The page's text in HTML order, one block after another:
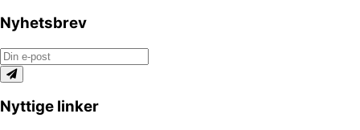
Nyhetsbrev
Nyttige linker